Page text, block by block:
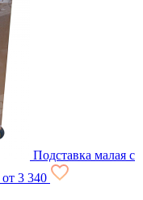
Подставка малая с
от 3 340